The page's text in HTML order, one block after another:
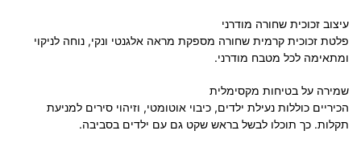
עיצוב זכוכית שחורה מודרני
פלטת זכוכית קרמית שחורה מספקת מראה אלגנטי ונקי, נוחה לניקוי
ומתאימה לכל מטבח מודרני.
שמירה על בטיחות מקסימלית
הכיריים כוללות נעילת ילדים, כיבוי אוטומטי, וזיהוי סירים למניעת
תקלות. כך תוכלו לבשל בראש שקט גם עם ילדים בסביבה.